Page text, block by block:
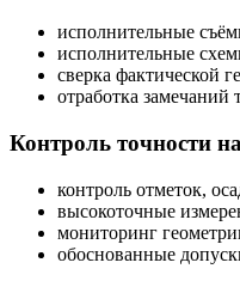
исполнительные
исполнительные
сверка фактической
отработка замечаний
Контроль точности
контроль отметок,
высокоточные
мониторинг
обоснованные